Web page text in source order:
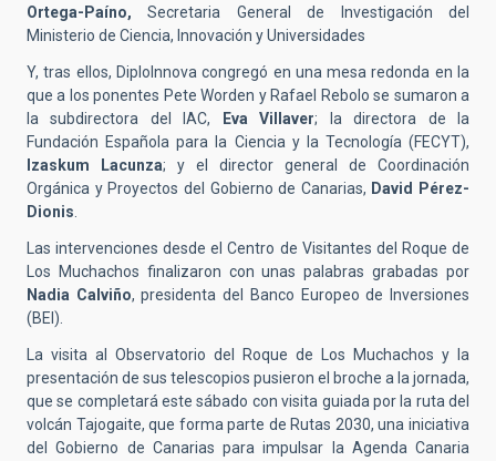
Ortega-Paíno, Secretaria General de Investigación del
Ministerio de Ciencia, Innovación y Universidades
Y, tras ellos, DiploInnova congregó en una mesa redonda en la
que a los ponentes Pete Worden y Rafael Rebolo se sumaron a
la subdirectora del IAC,
Eva Villaver; la directora de la
Fundación Española para la Ciencia y la Tecnología (FECYT),
Izaskum Lacunza; y el director general de Coordinación
Orgánica y Proyectos del Gobierno de Canarias, David Pérez-
Dionis.
Las intervenciones desde el Centro de Visitantes del Roque de
Los Muchachos finalizaron con unas palabras grabadas por
Nadia Calviño, presidenta del Banco Europeo de Inversiones
(BEI).
La visita al Observatorio del Roque de Los Muchachos y la
presentación de sus telescopios pusieron el broche a la jornada,
que se completará este sábado con visita guiada por la ruta del
volcán Tajogaite, que forma parte de Rutas 2030, una iniciativa
del Gobierno de Canarias para impulsar la Agenda Canaria